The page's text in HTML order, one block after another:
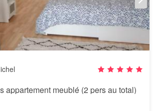
appartement meublé (2 pers au total)